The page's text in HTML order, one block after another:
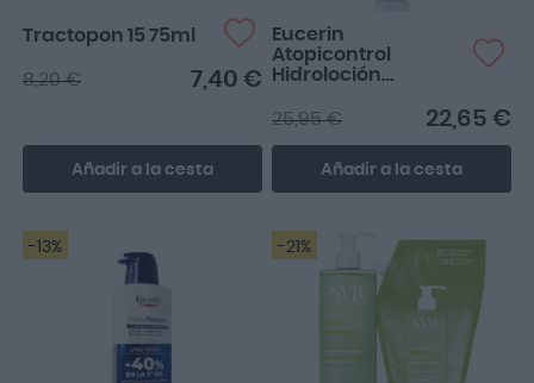
Tractopon 15 75ml
7,40 €
8,20 €
Añadir a la cesta
Eucerin
Atopicontrol
Hidroloción
22,65 €
25,95 €
Añadir a la cesta
-13% -21%